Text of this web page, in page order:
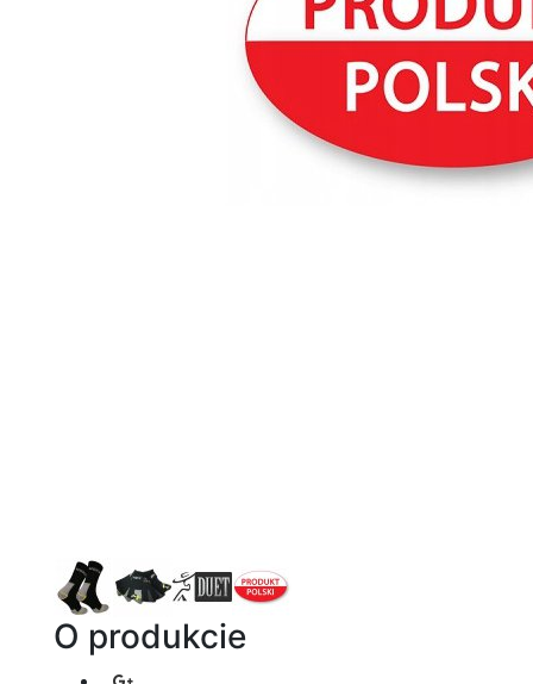
O produkcie